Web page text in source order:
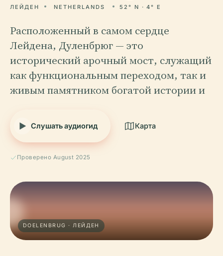
ЛЕЙДЕН NETHERLANDS 52° N · 4° E
Расположенный в самом сердце
Лейдена, Дуленбрюг — это
исторический арочный мост, служащий
как функциональным переходом, так и
живым памятником богатой истории и
Слушать аудиогид Карта
Проверено August 2025
DOELENBRUG · ЛЕЙДЕН